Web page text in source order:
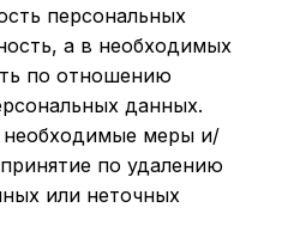
персональных
а в необходимых
по отношению
данных.
меры и/
по удалению
или неточных